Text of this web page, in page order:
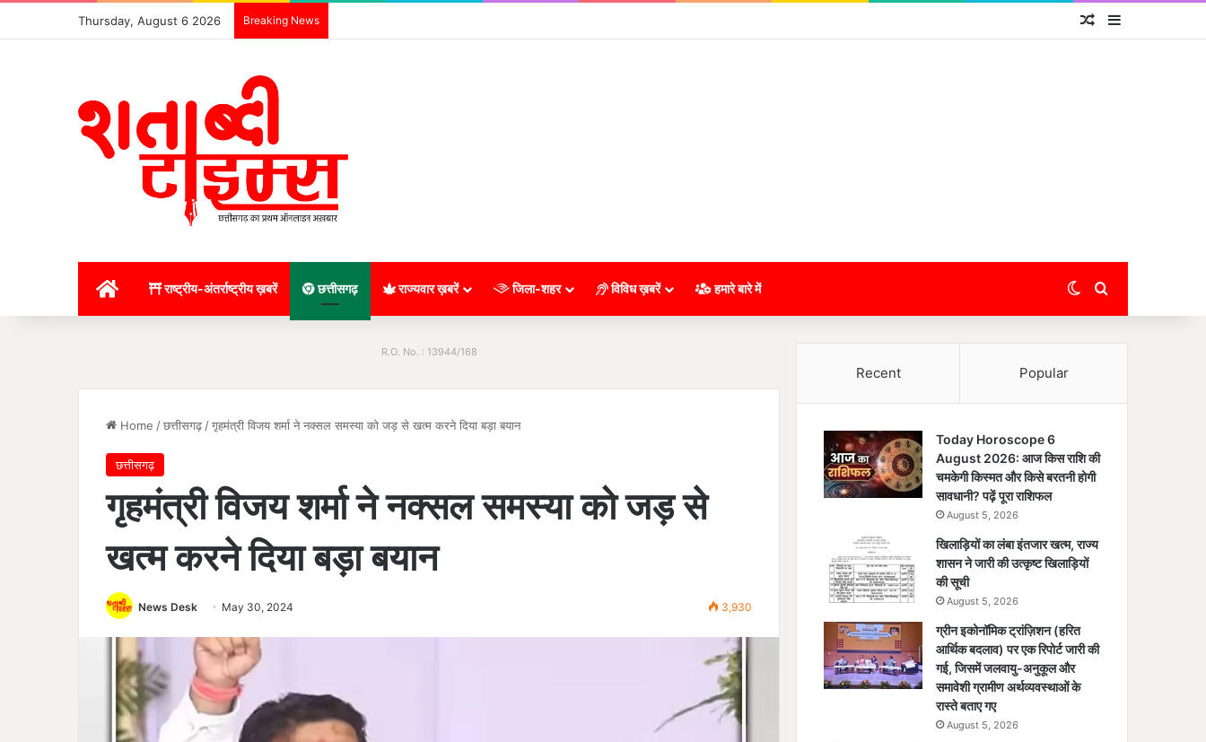
Thursday, August 6 2026 Breaking News Random Article
राष्ट्रीय-अंतर्राष्ट्रीय ख़बरें छत्तीसगढ़ राज्यवार ख़बरें जिला-शहर विविध ख़बरें हमारे बारे में Switch skin
R.O. No. : 13944/168
Home /छत्तीसगढ़ /गृहमंत्री विजय शर्मा ने नक्सल समस्या को जड़ से खत्म करने दिया बड़ा बयान
छत्तीसगढ़
गृहमंत्री विजय शर्मा ने नक्सल समस्या को जड़ से
खत्म करने दिया बड़ा बयान
News Desk May 30, 2024 3,930
Recent Popular
Today Horoscope 6
August 2026: आज किस राशि की
चमकेगी किस्मत और किसे बरतनी होगी
सावधानी? पढ़ें पूरा राशिफल
August 5, 2026
खिलाड़ियों का लंबा इंतजार खत्म, राज्य
शासन ने जारी की उत्कृष्ट खिलाड़ियों
की सूची
August 5, 2026
ग्रीन इकोनॉमिक ट्रांज़िशन (हरित
आर्थिक बदलाव) पर एक रिपोर्ट जारी की
गई, जिसमें जलवायु-अनुकूल और
समावेशी ग्रामीण अर्थव्यवस्थाओं के
रास्ते बताए गए
August 5, 2026